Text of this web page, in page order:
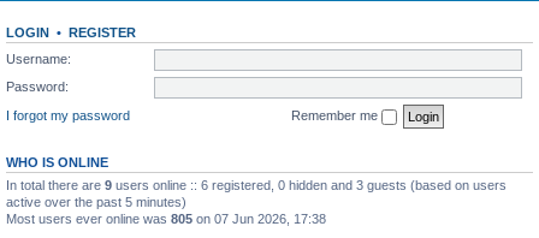
LOGIN • REGISTER
Username:
Password:
I forgot my password
Remember me
WHO IS ONLINE
In total there are 9 users online :: 6 registered, 0 hidden and 3 guests (based on users
active over the past 5 minutes)
Most users ever online was 805 on 07 Jun 2026, 17:38